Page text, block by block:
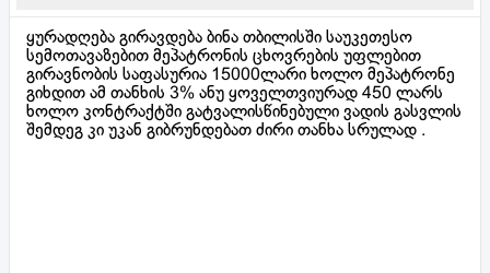
ყურადღება გირავდება ბინა თბილისში საუკეთესო
სემოთავაზებით მეპატრონის ცხოვრების უფლებით
გირავნობის საფასურია 15000ლარი ხოლო მეპატრონე
გიხდით ამ თანხის 3% ანუ ყოველთვიურად 450 ლარს
ხოლო კონტრაქტში გატვალისწინებული ვადის გასვლის
შემდეგ კი უკან გიბრუნდებათ ძირი თანხა სრულად .